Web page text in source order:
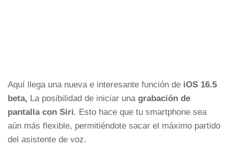
Aquí llega una nueva e interesante función de iOS 16.5
beta, La posibilidad de iniciar una grabación de
pantalla con Siri. Esto hace que tu smartphone sea
aún más flexible, permitiéndote sacar el máximo partido
del asistente de voz.